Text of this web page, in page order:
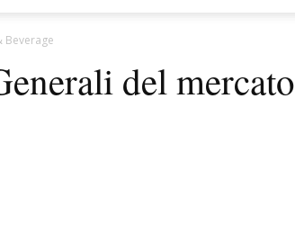
Beverage
del mercato